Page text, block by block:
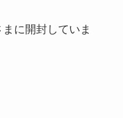
に開封していま